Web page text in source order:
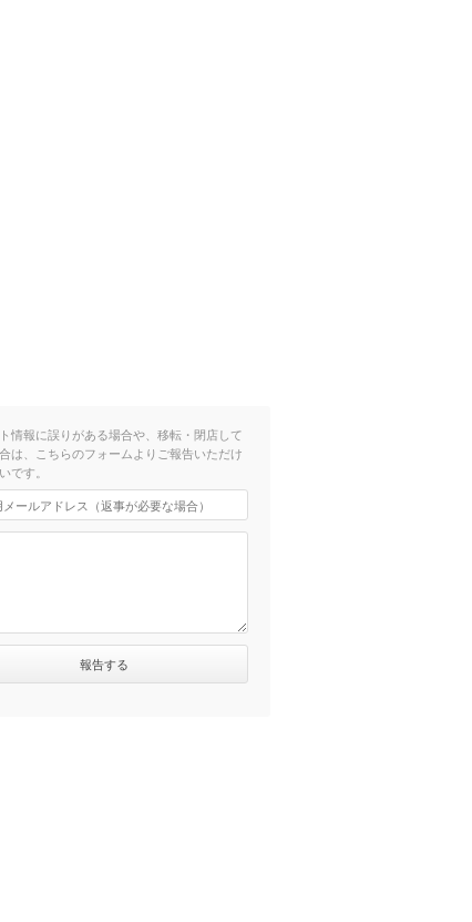
情報に誤りがある場合や、移転・閉店して
は、こちらのフォームよりご報告いただけ
です。